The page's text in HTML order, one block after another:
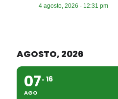
4 agosto, 2026 - 12:31 pm
AGOSTO, 2026
07
AGO
16